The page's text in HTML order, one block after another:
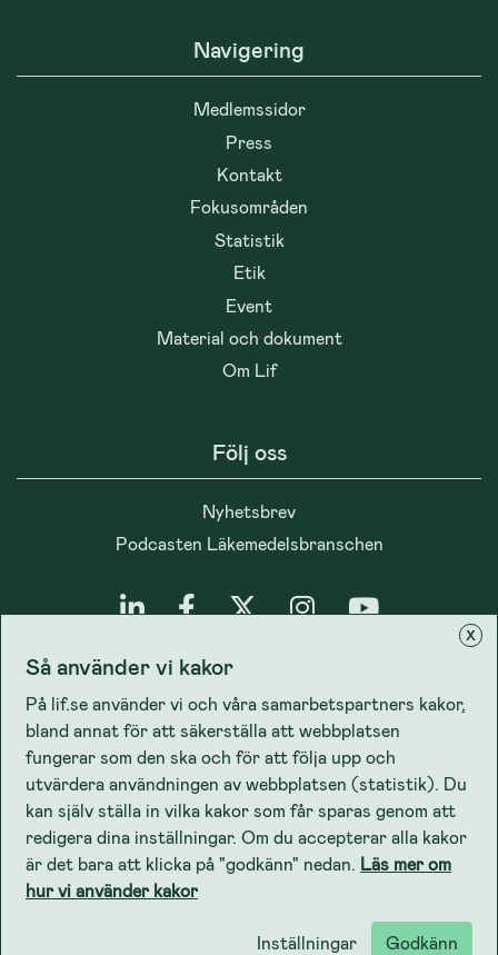
x
Så använder vi kakor
På lif.se använder vi och våra samarbetspartners kakor,
bland annat för att säkerställa att webbplatsen
fungerar som den ska och för att följa upp och
utvärdera användningen av webbplatsen (statistik). Du
kan själv ställa in vilka kakor som får sparas genom att
redigera dina inställningar. Om du accepterar alla kakor
är det bara att klicka på "godkänn" nedan. Läs mer om
hur vi använder kakor
Godkänn
Inställningar
Navigering
Medlemssidor
Press
Kontakt
Fokusområden
Statistik
Etik
Event
Material och dokument
Om Lif
Följ oss
Nyhetsbrev
Podcasten Läkemedelsbranschen
Integritet
Cookiepolicy
Lifs dataskyddspolicy